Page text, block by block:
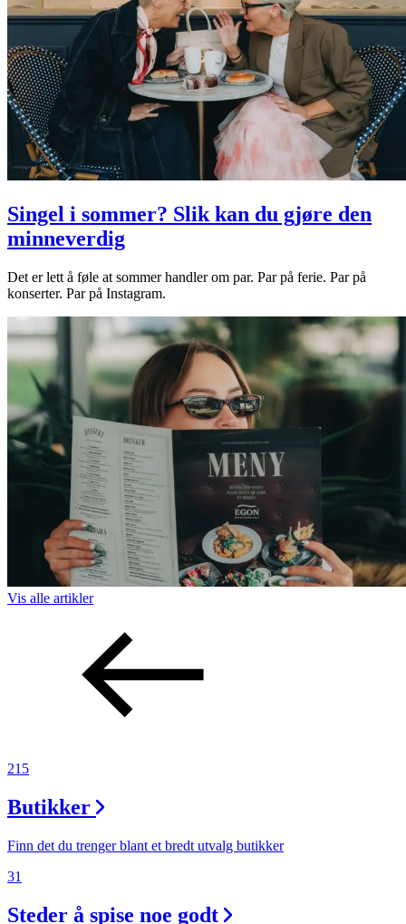
Singel i sommer? Slik kan du gjøre den
minneverdig
Det er lett å føle at sommer handler om par. Par på ferie. Par på
konserter. Par på Instagram.
Vis alle artikler
215
Butikker
Finn det du trenger blant et bredt utvalg butikker
31
Steder å spise noe godt